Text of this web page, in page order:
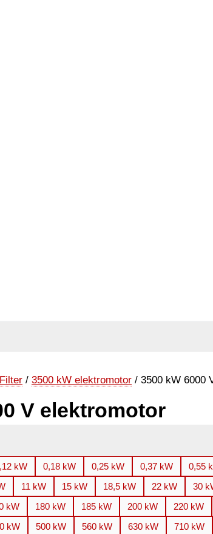
Filter / 3500 kW elektromotor / 3500 kW 6000
V elektromotor
kW 0,18 kW 0,25 kW 0,37 kW 0,55
11 kW 15 kW 18,5 kW 22 kW 30
kW 180 kW 185 kW 200 kW 220 kW
kW 500 kW 560 kW 630 kW 710 kW